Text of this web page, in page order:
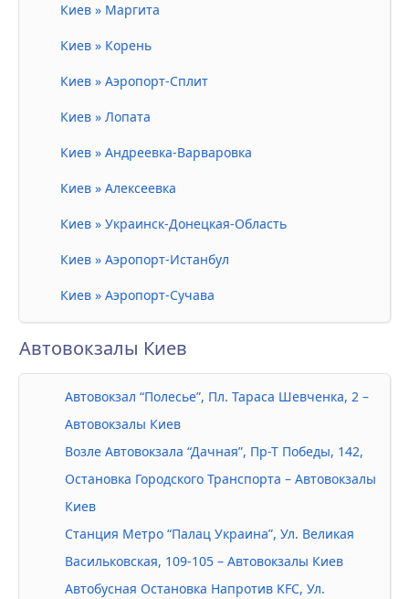
Киев » Маргита
Киев » Корень
Киев » Аэропорт-Сплит
Киев » Лопата
Киев » Андреевка-Варваровка
Киев » Алексеевка
Киев » Украинск-Донецкая-Область
Киев » Аэропорт-Истанбул
Киев » Аэропорт-Сучава
Автовокзалы Киев
Автовокзал “Полесье”, Пл. Тараса Шевченка, 2 –
Автовокзалы Киев
Возле Автовокзала “Дачная”, Пр-Т Победы, 142,
Остановка Городского Транспорта – Автовокзалы
Киев
Станция Метро “Палац Украина”, Ул. Великая
Васильковская, 109-105 – Автовокзалы Киев
Автобусная Остановка Напротив KFC, Ул.